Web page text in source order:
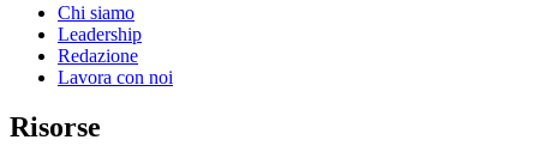
Chi siamo
Leadership
Redazione
Lavora con noi
Risorse